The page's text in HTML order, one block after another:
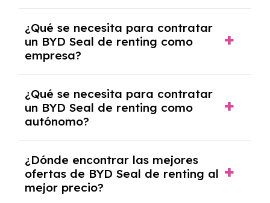
experto que te asesore.
y, en algunos casos, una consulta de solvencia
crediticia y un pago inicial.
¿Qué se necesita para contratar
un BYD Seal de renting como
empresa?
documentación financiera y, en algunos
casos, un informe de solvencia de la empresa
y un pago inicial.
¿Qué se necesita para contratar
un BYD Seal de renting como
autónomo?
autónomos, justificante de ingresos y, en
algunos casos, un informe fiscal y un pago
inicial.
¿Dónde encontrar las mejores
ofertas de BYD Seal de renting al
mejor precio?